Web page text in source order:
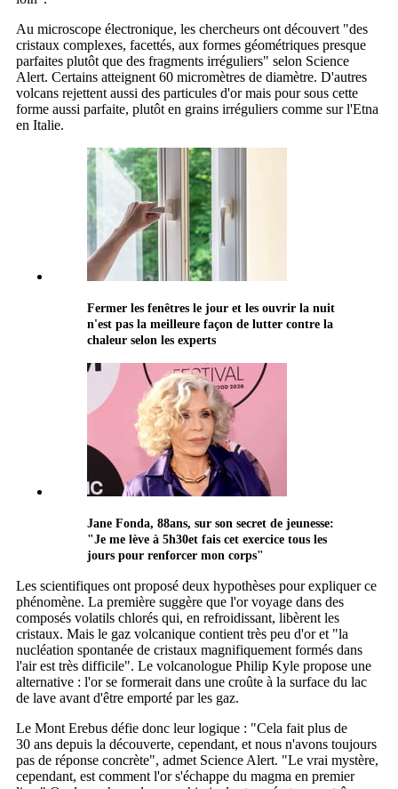
Au microscope électronique, les chercheurs ont découvert "des
cristaux complexes, facettés, aux formes géométriques presque
parfaites plutôt que des fragments irréguliers" selon Science
Alert. Certains atteignent 60 micromètres de diamètre. D'autres
volcans rejettent aussi des particules d'or mais pour sous cette
forme aussi parfaite, plutôt en grains irréguliers comme sur l'Etna
en Italie.
Fermer les fenêtres le jour et les ouvrir la nuit
n'est pas la meilleure façon de lutter contre la
chaleur selon les experts
Jane Fonda, 88ans, sur son secret de jeunesse:
"Je me lève à 5h30et fais cet exercice tous les
jours pour renforcer mon corps"
Les scientifiques ont proposé deux hypothèses pour expliquer ce
phénomène. La première suggère que l'or voyage dans des
composés volatils chlorés qui, en refroidissant, libèrent les
cristaux. Mais le gaz volcanique contient très peu d'or et "la
nucléation spontanée de cristaux magnifiquement formés dans
l'air est très difficile". Le volcanologue Philip Kyle propose une
alternative : l'or se formerait dans une croûte à la surface du lac
de lave avant d'être emporté par les gaz.
Le Mont Erebus défie donc leur logique : "Cela fait plus de
30 ans depuis la découverte, cependant, et nous n'avons toujours
pas de réponse concrète", admet Science Alert. "Le vrai mystère,
cependant, est comment l'or s'échappe du magma en premier